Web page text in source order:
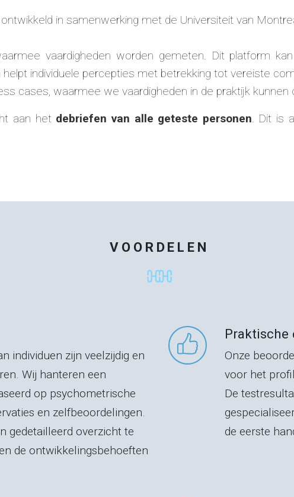
in samenwerking met de Universiteit van
vaardigheden worden gemeten. Dit platform
individuele percepties met betrekking tot vereiste
cases, waarmee we vaardigheden in de praktijk
aan het debriefen van alle geteste personen. Dit is
VOORDELEN
individuen zijn veelzijdig en
Wij hanteren een
op psychometrische
en zelfbeoordelingen.
gedetailleerd overzicht te
de ontwikkelingsbehoeften
Praktische
Onze
voor het
De
de eerste